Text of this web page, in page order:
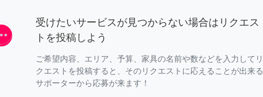
受けたいサービスが見つからない場合はリクエス
トを投稿しよう
ご希望内容、エリア、予算、家具の名前や数などを入力してリ
クエストを投稿すると、そのリクエストに応えることが出来る
サポーターから応募が来ます！